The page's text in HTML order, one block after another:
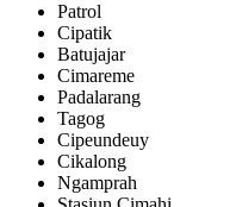
Patrol
Cipatik
Batujajar
Cimareme
Padalarang
Tagog
Cipeundeuy
Cikalong
Ngamprah